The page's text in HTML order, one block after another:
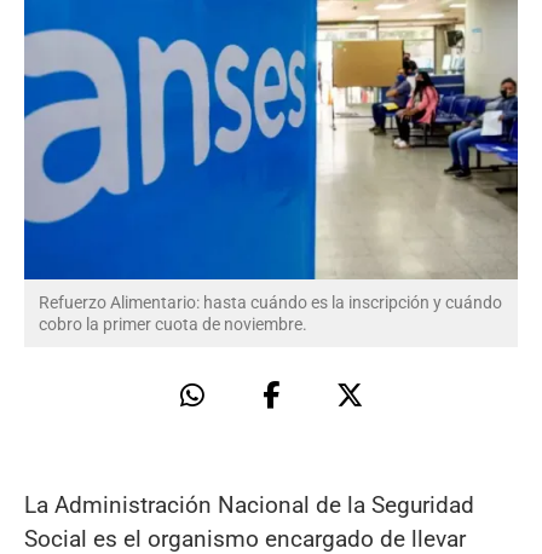
Refuerzo Alimentario: hasta cuándo es la inscripción y cuándo
cobro la primer cuota de noviembre.
La Administración Nacional de la Seguridad
Social es el organismo encargado de llevar